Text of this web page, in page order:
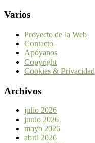
Varios
Proyecto de la Web
Contacto
Apóyanos
Copyright
Cookies & Privacidad
Archivos
julio 2026
junio 2026
mayo 2026
abril 2026